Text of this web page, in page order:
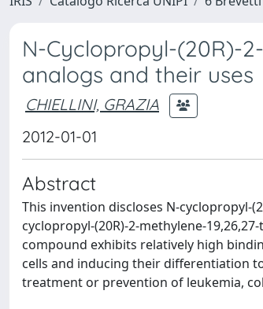
N-Cyclopropyl-(20R)-
analogs and their uses
CHIELLINI, GRAZIA
2012-01-01
Abstract
This invention discloses N-cyclopropyl-
cyclopropyl-(20R)-2-methylene-
compound exhibits relatively high
cells and inducing their differentiation
treatment or prevention of leukemia,